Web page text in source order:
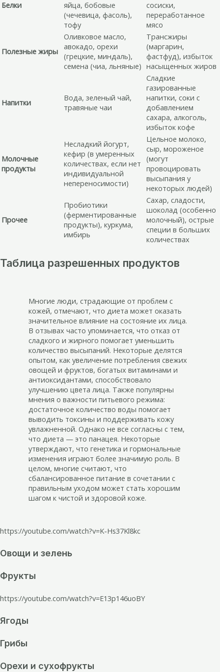
Белки
яйца, бобовые
(чечевица, фасоль),
тофу
сосиски,
переработанное
мясо
Полезные жиры
Оливковое масло,
авокадо, орехи
(грецкие, миндаль),
семена (чиа, льняные)
Трансжиры
(маргарин,
фастфуд), избыток
насыщенных жиров
Напитки
Вода, зеленый чай,
травяные чаи
Сладкие
газированные
напитки, соки с
добавлением
сахара, алкоголь,
избыток кофе
Молочные
продукты
Несладкий йогурт,
кефир (в умеренных
количествах, если нет
индивидуальной
непереносимости)
Цельное молоко,
сыр, мороженое
(могут
провоцировать
высыпания у
некоторых людей)
Прочее
Пробиотики
(ферментированные
продукты), куркума,
имбирь
Сахар, сладости,
шоколад (особенно
молочный), острые
специи в больших
количествах
Таблица разрешенных продуктов
Многие люди, страдающие от проблем с
кожей, отмечают, что диета может оказать
значительное влияние на состояние их лица.
В отзывах часто упоминается, что отказ от
сладкого и жирного помогает уменьшить
количество высыпаний. Некоторые делятся
опытом, как увеличение потребления свежих
овощей и фруктов, богатых витаминами и
антиоксидантами, способствовало
улучшению цвета лица. Также популярны
мнения о важности питьевого режима:
достаточное количество воды помогает
выводить токсины и поддерживать кожу
увлажненной. Однако не все согласны с тем,
что диета — это панацея. Некоторые
утверждают, что генетика и гормональные
изменения играют более значимую роль. В
целом, многие считают, что
сбалансированное питание в сочетании с
правильным уходом может стать хорошим
шагом к чистой и здоровой коже.
https://youtube.com/watch?v=K-Hs37Kl8kc
Овощи и зелень
Фрукты
https://youtube.com/watch?v=E13p146uoBY
Ягоды
Грибы
Орехи и сухофрукты